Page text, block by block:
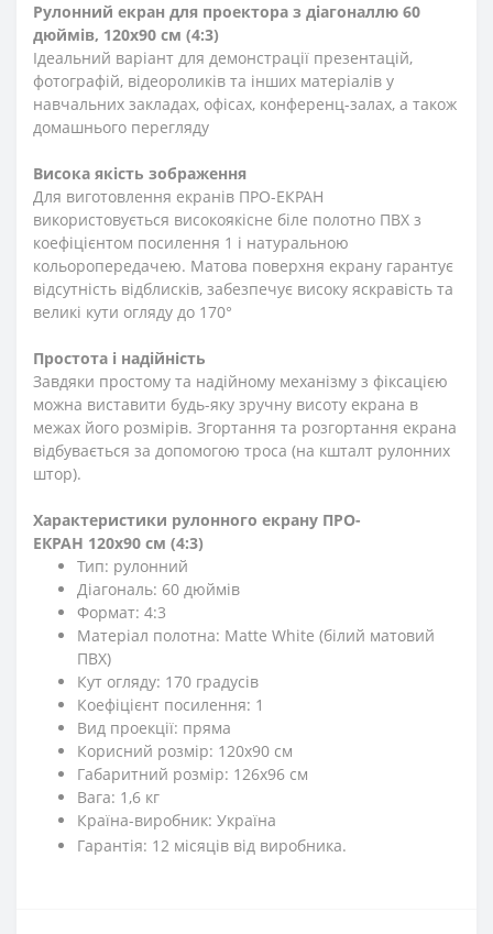
Рулонний екран для проектора з діагоналлю 60
дюймів, 120х90 см (4:3)
Ідеальний варіант для демонстрації презентацій,
фотографій, відеороликів та інших матеріалів у
навчальних закладах, офісах, конференц-залах, а також
домашнього перегляду
Висока якість зображення
Для виготовлення екранів ПРО-ЕКРАН
використовується високоякісне біле полотно ПВХ з
коефіцієнтом посилення 1 і натуральною
кольоропередачею. Матова поверхня екрану гарантує
відсутність відблисків, забезпечує високу яскравість та
великі кути огляду до 170°
Простота і надійність
Завдяки простому та надійному механізму з фіксацією
можна виставити будь-яку зручну висоту екрана в
межах його розмірів. Згортання та розгортання екрана
відбувається за допомогою троса (на кшталт рулонних
штор).
Характеристики рулонного екрану ПРО-
ЕКРАН 120х90 см (4:3)
Тип: рулонний
Діагональ: 60 дюймів
Формат: 4:3
Матеріал полотна: Matte White (білий матовий
ПВХ)
Кут огляду: 170 градусів
Коефіцієнт посилення: 1
Вид проекції: пряма
Корисний розмір: 120х90 см
Габаритний розмір: 126х96 см
Вага: 1,6 кг
Країна-виробник: Україна
Гарантія: 12 місяців від виробника.